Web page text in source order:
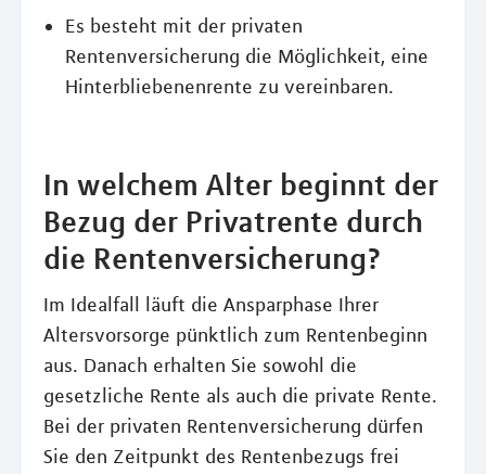
Es besteht mit der privaten
Rentenversicherung die Möglichkeit, eine
Hinterbliebenenrente zu vereinbaren.
In welchem Alter beginnt der
Bezug der Privatrente durch
die Rentenversicherung?
Im Idealfall läuft die Ansparphase Ihrer
Altersvorsorge pünktlich zum Rentenbeginn
aus. Danach erhalten Sie sowohl die
gesetzliche Rente als auch die private Rente.
Bei der privaten Rentenversicherung dürfen
Sie den Zeitpunkt des Rentenbezugs frei